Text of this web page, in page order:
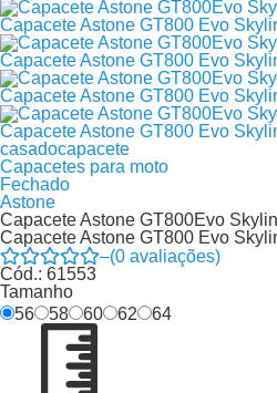
casadocapacete
Capacetes para moto
Fechado
Astone
Capacete Astone GT800Evo
Capacete Astone GT800 Evo
–(0 avaliações)
Cód.: 61553
Tamanho
56
58 60 62 64